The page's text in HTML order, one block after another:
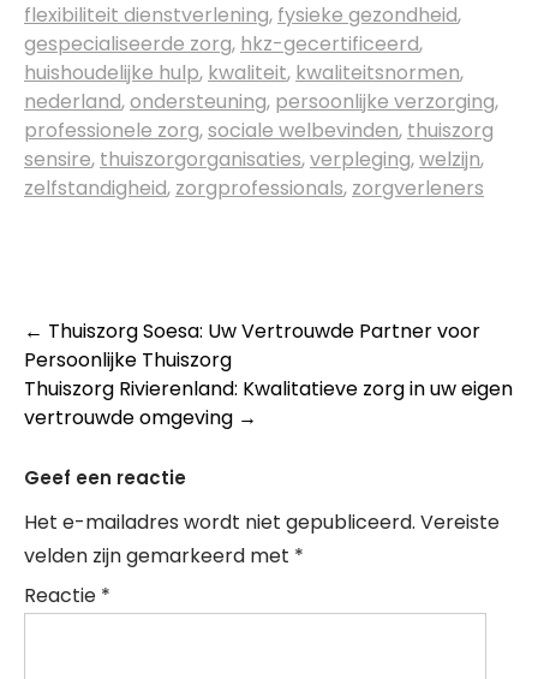
flexibiliteit dienstverlening, fysieke gezondheid,
gespecialiseerde zorg, hkz-gecertificeerd,
huishoudelijke hulp, kwaliteit, kwaliteitsnormen,
nederland,ondersteuning, persoonlijke verzorging,
professionele zorg,sociale welbevinden, thuiszorg
sensire, thuiszorgorganisaties,verpleging,welzijn,
zelfstandigheid, zorgprofessionals, zorgverleners
Post
navigation
← Thuiszorg Soesa: Uw Vertrouwde Partner voor
Persoonlijke Thuiszorg
Thuiszorg Rivierenland: Kwalitatieve zorg in uw eigen
vertrouwde omgeving →
Geef een reactie
Het e-mailadres wordt niet gepubliceerd. Vereiste
velden zijn gemarkeerd met *
Reactie *